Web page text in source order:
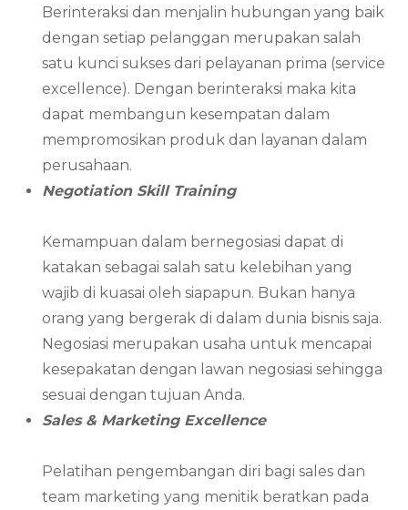
Berinteraksi dan menjalin hubungan yang baik
dengan setiap pelanggan merupakan salah
satu kunci sukses dari pelayanan prima (service
excellence). Dengan berinteraksi maka kita
dapat membangun kesempatan dalam
mempromosikan produk dan layanan dalam
perusahaan.
Negotiation Skill Training
Kemampuan dalam bernegosiasi dapat di
katakan sebagai salah satu kelebihan yang
wajib di kuasai oleh siapapun. Bukan hanya
orang yang bergerak di dalam dunia bisnis saja.
Negosiasi merupakan usaha untuk mencapai
kesepakatan dengan lawan negosiasi sehingga
sesuai dengan tujuan Anda.
Sales & Marketing Excellence
Pelatihan pengembangan diri bagi sales dan
team marketing yang menitik beratkan pada